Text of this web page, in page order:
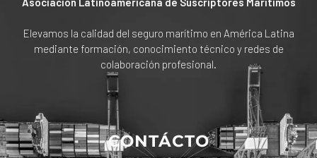
Elevamos la calidad del seguro marítimo en América Latina
mediante formación, conocimiento técnico y redes de
colaboración profesional.
CONTÁCTO